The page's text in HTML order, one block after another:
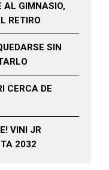
AL GIMNASIO,
RETIRO
SIN
CERCA DE
VINI JR
2032